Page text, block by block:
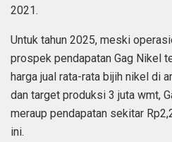
2021.
Untuk tahun 2025, meski
prospek pendapatan Gag Nikel
harga jual rata-rata bijih nikel di
dan target produksi 3 juta wmt,
meraup pendapatan sekitar
ini.